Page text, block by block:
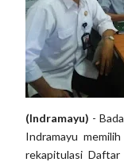
(Indramayu) -
Indramayu
rekapitulasi Daftar